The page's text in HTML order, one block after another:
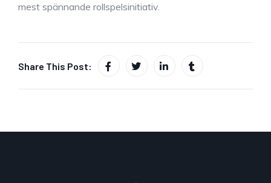
mest spännande rollspelsinitiativ.
Share This Post: